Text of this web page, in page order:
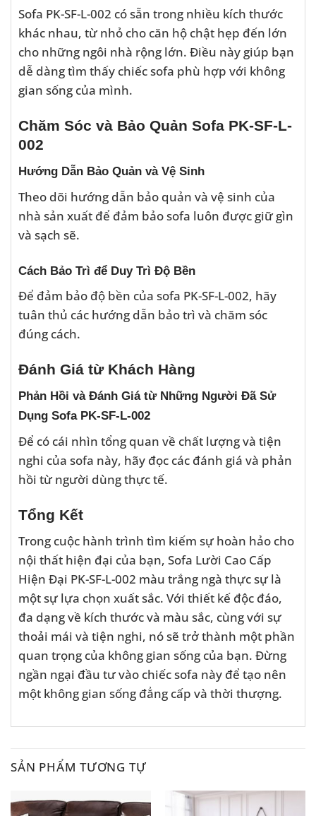
Sofa PK-SF-L-002 có sẵn trong nhiều kích thước
khác nhau, từ nhỏ cho căn hộ chật hẹp đến lớn
cho những ngôi nhà rộng lớn. Điều này giúp bạn
dễ dàng tìm thấy chiếc sofa phù hợp với không
gian sống của mình.
Chăm Sóc và Bảo Quản Sofa PK-SF-L-
002
Hướng Dẫn Bảo Quản và Vệ Sinh
Theo dõi hướng dẫn bảo quản và vệ sinh của
nhà sản xuất để đảm bảo sofa luôn được giữ gìn
và sạch sẽ.
Cách Bảo Trì để Duy Trì Độ Bền
Để đảm bảo độ bền của sofa PK-SF-L-002, hãy
tuân thủ các hướng dẫn bảo trì và chăm sóc
đúng cách.
Đánh Giá từ Khách Hàng
Phản Hồi và Đánh Giá từ Những Người Đã Sử
Dụng Sofa PK-SF-L-002
Để có cái nhìn tổng quan về chất lượng và tiện
nghi của sofa này, hãy đọc các đánh giá và phản
hồi từ người dùng thực tế.
Tổng Kết
Trong cuộc hành trình tìm kiếm sự hoàn hảo cho
nội thất hiện đại của bạn, Sofa Lười Cao Cấp
Hiện Đại PK-SF-L-002 màu trắng ngà thực sự là
một sự lựa chọn xuất sắc. Với thiết kế độc đáo,
đa dạng về kích thước và màu sắc, cùng với sự
thoải mái và tiện nghi, nó sẽ trở thành một phần
quan trọng của không gian sống của bạn. Đừng
ngần ngại đầu tư vào chiếc sofa này để tạo nên
một không gian sống đẳng cấp và thời thượng.
SẢN PHẨM TƯƠNG TỰ